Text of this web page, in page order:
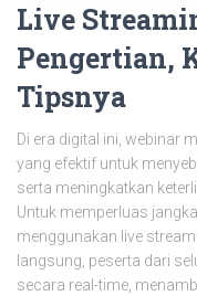
Live
Pengertian,
Tipsnya
Di era digital ini, webinar
yang efektif untuk
serta meningkatkan
Untuk memperluas
menggunakan live
langsung, peserta dari
secara real-time,